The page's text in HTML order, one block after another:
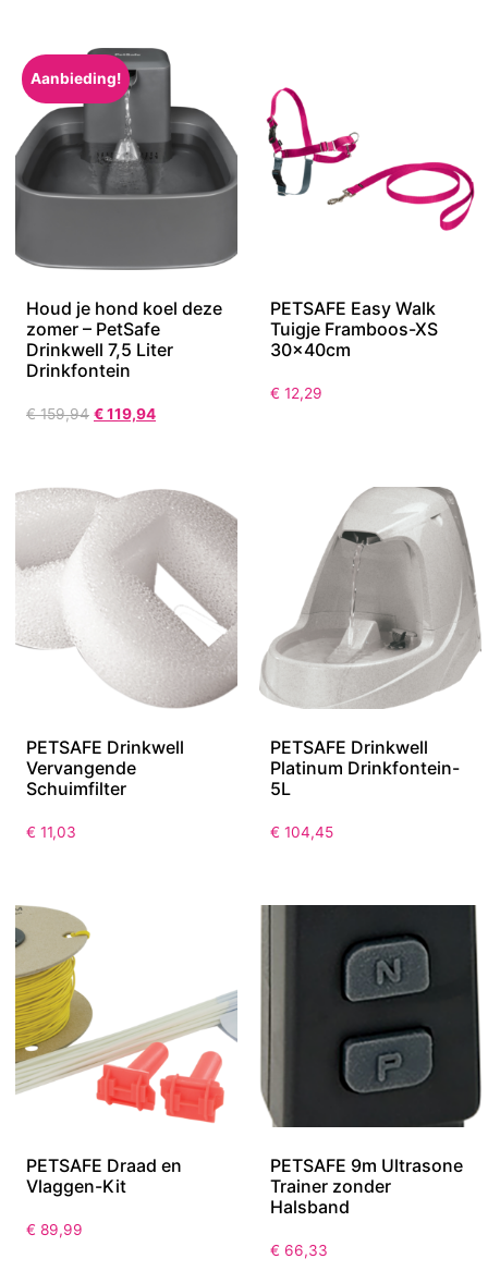
Aanbieding!
Houd je hond koel deze
zomer – PetSafe
Drinkwell 7,5 Liter
Drinkfontein
€159,94 €119,94
PETSAFE Easy Walk
Tuigje Framboos-XS
30x40cm
€ 12,29
PETSAFE Drinkwell
Vervangende
Schuimfilter
€ 11,03
PETSAFE Drinkwell
Platinum Drinkfontein-
5L
€ 104,45
PETSAFE Draad en
Vlaggen-Kit
€ 89,99
PETSAFE 9m Ultrasone
Trainer zonder
Halsband
€ 66,33